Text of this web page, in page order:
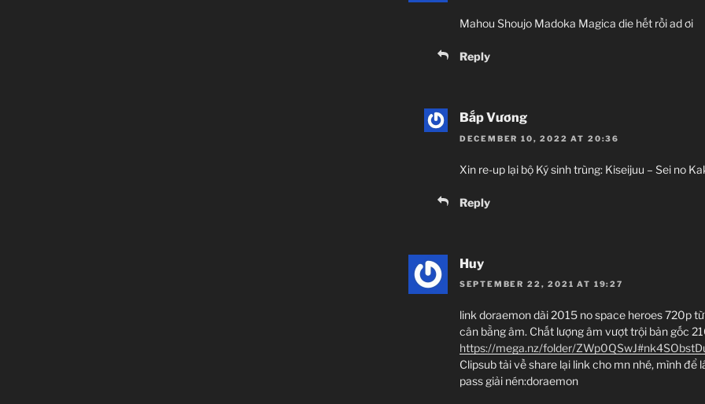
Mahou Shoujo Madoka Magica die hết rồi ad ơi
Reply
Bắp Vương
DECEMBER 10, 2022 AT 20:36
Xin re-up lại bộ Ký sinh trùng: Kiseijuu – Sei no
Reply
Huy
SEPTEMBER 22, 2021 AT 19:27
link doraemon dài 2015 no space heroes 720p
cân bằng âm. Chất lượng âm vượt trội bản gốc
https://mega.nz/folder/
Clipsub tải về share lại link cho mn nhé, mình
pass giải nén:doraemon